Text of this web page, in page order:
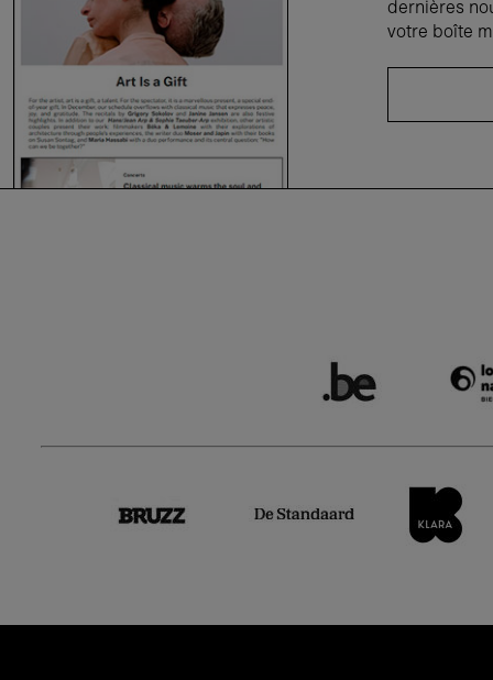
dernières
votre boîte